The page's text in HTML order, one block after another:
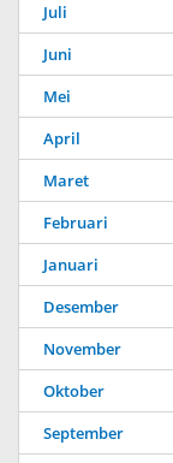
Juli
Juni
Mei
April
Maret
Februari
Januari
Desember
November
Oktober
September